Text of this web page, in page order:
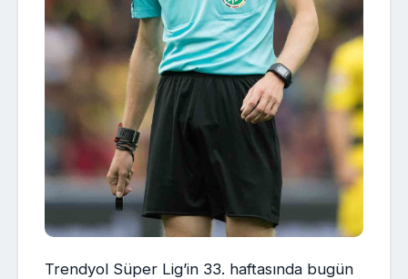
Trendyol Süper Lig’in 33. haftasında bugün